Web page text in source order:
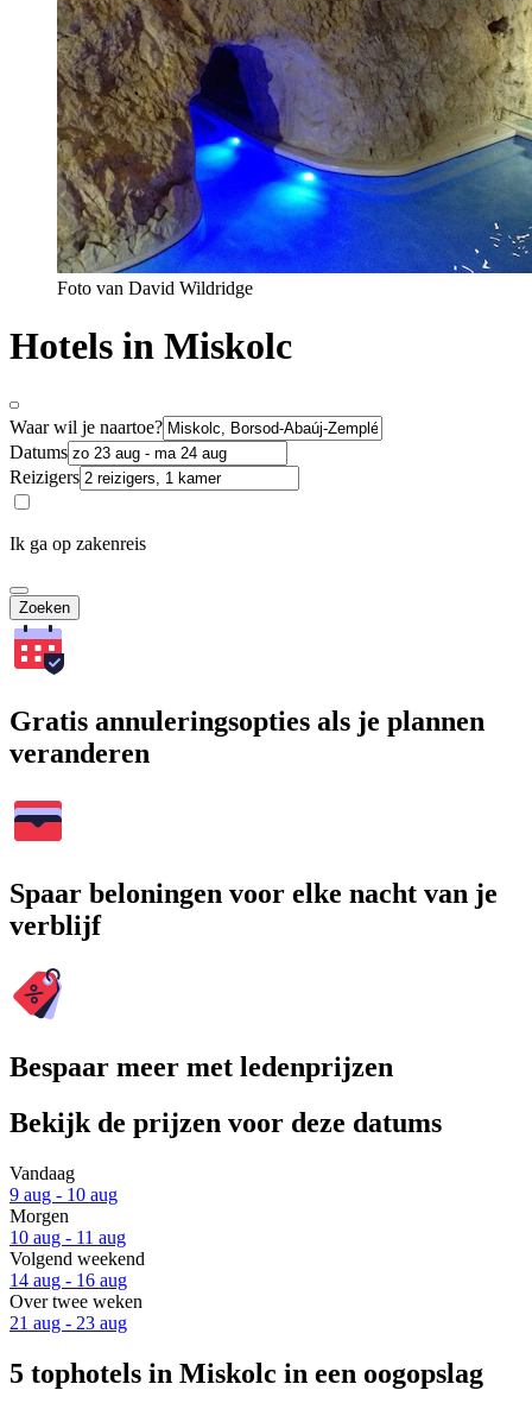
Foto van David Wildridge
Hotels in Miskolc
Waar wil je naartoe?
Datums
Reizigers
Ik ga op zakenreis
Zoeken
Gratis annuleringsopties als je plannen
veranderen
Spaar beloningen voor elke nacht van je
verblijf
Bespaar meer met ledenprijzen
Bekijk de prijzen voor deze datums
Vandaag
9 aug - 10 aug
Morgen
10 aug - 11 aug
Volgend weekend
14 aug - 16 aug
Over twee weken
21 aug - 23 aug
5 tophotels in Miskolc in een oogopslag